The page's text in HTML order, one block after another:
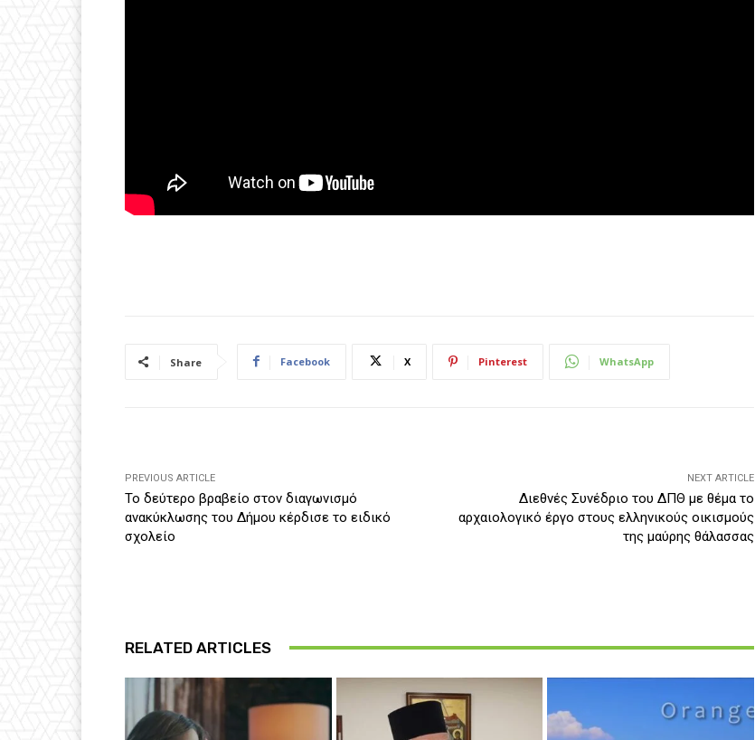
Share Facebook X Pinterest WhatsApp
PREVIOUS ARTICLE
Το δεύτερο βραβείο στον διαγωνισμό
ανακύκλωσης του Δήμου κέρδισε το ειδικό
σχολείο
NEXT ARTICLE
Διεθνές Συνέδριο του ΔΠΘ με θέμα το
αρχαιολογικό έργο στους ελληνικούς οικισμούς
της μαύρης θάλασσας
RELATED ARTICLES